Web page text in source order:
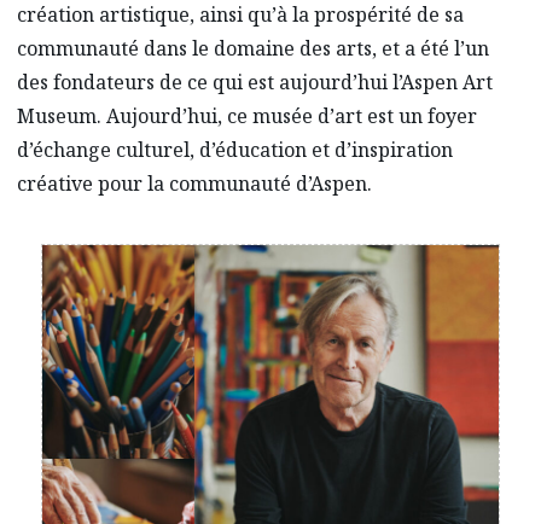
création artistique, ainsi qu’à la prospérité de sa
communauté dans le domaine des arts, et a été l’un
des fondateurs de ce qui est aujourd’hui l’Aspen Art
Museum. Aujourd’hui, ce musée d’art est un foyer
d’échange culturel, d’éducation et d’inspiration
créative pour la communauté d’Aspen.